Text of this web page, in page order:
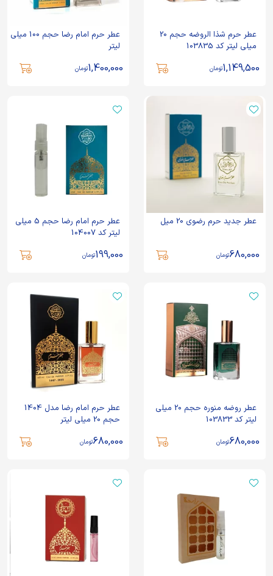
عطر حرم شذا الروضه حجم 20
میلی لیتر کد 103835
1,149,500تومان
عطر حرم امام رضا حجم 100 میلی
لیتر
1,400,000تومان
عطر جدید حرم رضوی 20 میل
680,000تومان
عطر حرم امام رضا حجم 5 میلی
لیتر کد 104007
199,000تومان
عطر روضه منوره حجم 20 میلی
لیتر کد 103833
680,000تومان
عطر حرم امام رضا مدل 1404
حجم 20 میلی لیتر
680,000تومان